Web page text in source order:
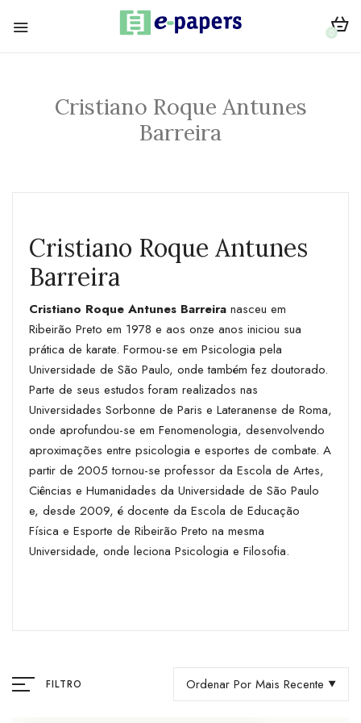
0
Cristiano Roque Antunes
Barreira
Cristiano Roque Antunes
Barreira
Cristiano Roque Antunes Barreira nasceu em
Ribeirão Preto em 1978 e aos onze anos iniciou sua
prática de karate. Formou-se em Psicologia pela
Universidade de São Paulo, onde também fez doutorado.
Parte de seus estudos foram realizados nas
Universidades Sorbonne de Paris e Lateranense de Roma,
onde aprofundou-se em Fenomenologia, desenvolvendo
aproximações entre psicologia e esportes de combate. A
partir de 2005 tornou-se professor da Escola de Artes,
Ciências e Humanidades da Universidade de São Paulo
e, desde 2009, é docente da Escola de Educação
Física e Esporte de Ribeirão Preto na mesma
Universidade, onde leciona Psicologia e Filosofia.
FILTRO Ordenar Por Mais Recente